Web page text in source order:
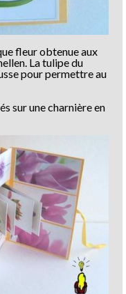
fleur obtenue aux
La tulipe du
pour permettre au
sur une charnière en